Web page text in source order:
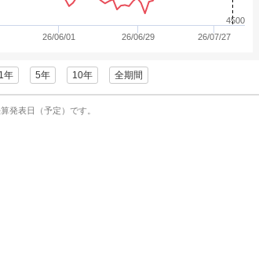
26/06/01 26/06/29 26/07/27
4500
1年 5年 10年 全期間
発表日（予定）です。